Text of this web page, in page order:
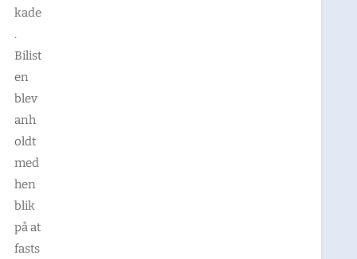
kade
.
Bilist
en
blev
anh
oldt
med
hen
blik
på at
fasts